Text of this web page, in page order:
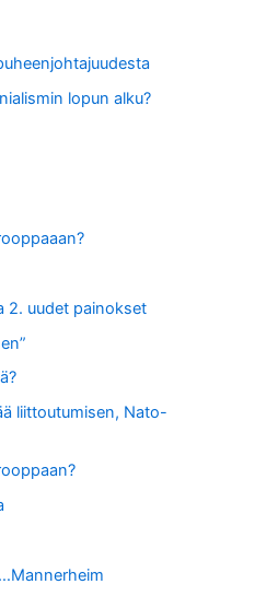
lopun alku?
2. uudet painokset
liittoutumisen, Nato-